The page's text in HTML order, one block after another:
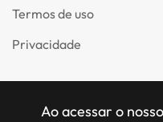
Termos de uso
Privacidade
Ao acessar o